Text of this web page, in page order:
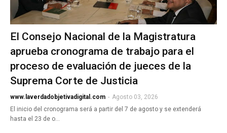
El Consejo Nacional de la Magistratura
aprueba cronograma de trabajo para el
proceso de evaluación de jueces de la
Suprema Corte de Justicia
www.laverdadobjetivadigital.com - Agosto 03, 2026
El inicio del cronograma será a partir del 7 de agosto y se extenderá
hasta el 23 de o…